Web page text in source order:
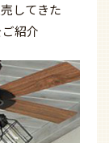
してきた
ご紹介